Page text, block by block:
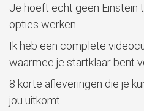
Je hoeft echt geen Einstein
opties werken.
Ik heb een complete
waarmee je startklaar bent
8 korte afleveringen die je
jou uitkomt.